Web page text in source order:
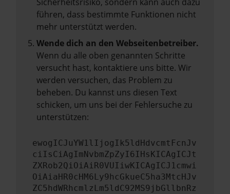
führen, dass bestimmte Funktionen nicht
mehr unterstützt werden.
Wende dich an den Webseitenbetreiber.
Wenn du alle oben genannten Schritte
versucht hast, kontaktiere uns bitte. Wir
werden versuchen, das Problem zu
beheben. Du kannst uns diesen Text
schicken, um uns bei der Fehlersuche zu
unterstützen:
ewogICJuYW1lIjogIk5ldHdvcmtFcnJv
ciIsCiAgImNvbmZpZyI6IHsKICAgICJt
ZXRob2QiOiAiR0VUIiwKICAgICJ1cmwi
OiAiaHR0cHM6Ly9hcGkueC5ha3MtcHJv
ZC5hdWRhcmlzLm5ldC92MS9jbGllbnRz